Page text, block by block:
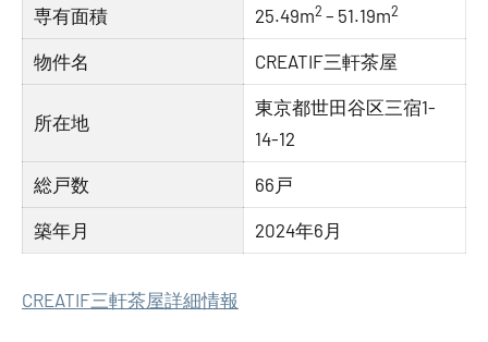
専有面積 25.49m2 – 51.19m2
物件名 CREATIF三軒茶屋
所在地
東京都世田谷区三宿1-
14-12
総戸数 66戸
築年月 2024年6月
CREATIF三軒茶屋詳細情報